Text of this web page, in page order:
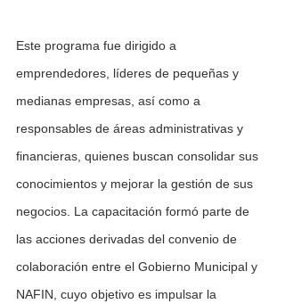
Este programa fue dirigido a
emprendedores, líderes de pequeñas y
medianas empresas, así como a
responsables de áreas administrativas y
financieras, quienes buscan consolidar sus
conocimientos y mejorar la gestión de sus
negocios. La capacitación formó parte de
las acciones derivadas del convenio de
colaboración entre el Gobierno Municipal y
NAFIN, cuyo objetivo es impulsar la